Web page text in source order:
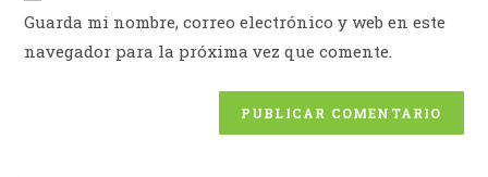
Guarda mi nombre, correo electrónico y web en este
navegador para la próxima vez que comente.